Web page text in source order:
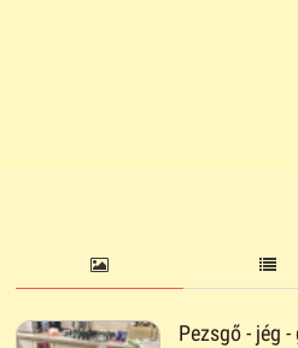
Pezsgő - jég